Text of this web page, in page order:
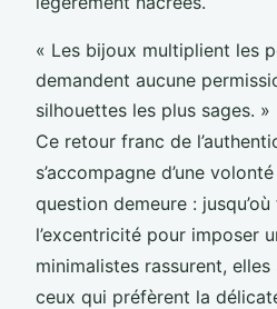
« Les bijoux multiplient les
demandent aucune
silhouettes les plus sages. »
Ce retour franc de
s’accompagne d’une
question demeure :
l’excentricité pour imposer
minimalistes rassurent, elles
ceux qui préfèrent la